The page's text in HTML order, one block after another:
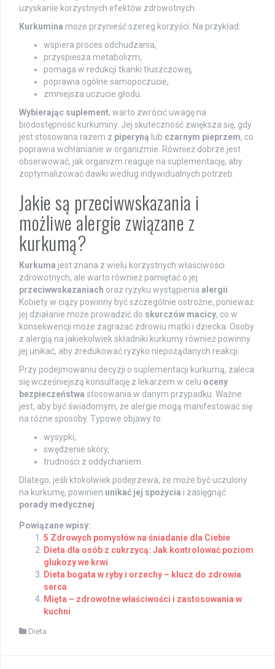
uzyskanie korzystnych efektów zdrowotnych.
Kurkumina może przynieść szereg korzyści. Na przykład:
wspiera proces odchudzania,
przyspiesza metabolizm,
pomaga w redukcji tkanki tłuszczowej,
poprawia ogólne samopoczucie,
zmniejsza uczucie głodu.
Wybierając suplement, warto zwrócić uwagę na
biodostępność kurkuminy. Jej skuteczność zwiększa się, gdy
jest stosowana razem z piperyną lub czarnym pieprzem, co
poprawia wchłanianie w organizmie. Również dobrze jest
obserwować, jak organizm reaguje na suplementację, aby
zoptymalizować dawki według indywidualnych potrzeb.
Jakie są przeciwwskazania i
możliwe alergie związane z
kurkumą?
Kurkuma jest znana z wielu korzystnych właściwości
zdrowotnych, ale warto również pamiętać o jej
przeciwwskazaniach oraz ryzyku wystąpienia alergii
Kobiety w ciąży powinny być szczególnie ostrożne, ponieważ
jej działanie może prowadzić do skurczów macicy, co w
konsekwencji może zagrażać zdrowiu matki i dziecka. Osoby
z alergią na jakiekolwiek składniki kurkumy również powinny
jej unikać, aby zredukować ryzyko niepożądanych reakcji.
Przy podejmowaniu decyzji o suplementacji kurkumą, zaleca
się wcześniejszą konsultację z lekarzem w celu oceny
bezpieczeństwa stosowania w danym przypadku. Ważne
jest, aby być świadomym, że alergie mogą manifestować się
na różne sposoby. Typowe objawy to:
wysypki,
swędzenie skóry,
trudności z oddychaniem.
Dlatego, jeśli ktokolwiek podejrzewa, że może być uczulony
na kurkumę, powinien unikać jej spożycia i zasięgnąć
porady medycznej
Powiązane wpisy:
5 Zdrowych pomysłów na śniadanie dla Ciebie
Dieta dla osób z cukrzycą: Jak kontrolować poziom
glukozy we krwi
Dieta bogata w ryby i orzechy – klucz do zdrowia
serca
Mięta – zdrowotne właściwości i zastosowania w
kuchni
Dieta